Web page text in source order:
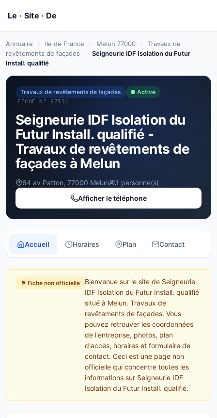
Annuaire › Ile de France › Melun 77000 ›
Travaux de
revêtements de façades
›
Seigneurie IDF Isolation du Futur
Install. qualifié
Travaux de revêtements de façades ● Active
FICHE Nº 67514
Seigneurie IDF Isolation du
Futur Install. qualifié -
Travaux de revêtements de
façades à Melun
64 av Patton, 77000 Melun
1 personne(s)
Afficher le téléphone
Accueil Horaires Plan Contact
⚑ Fiche non officielle
Bienvenue sur le site de Seigneurie
IDF Isolation du Futur Install. qualifié
situé à Melun. Travaux de
revêtements de façades. Vous
pouvez retrouver les coordonnées
de l'entreprise, photos, plan
d'accès, horaires et formulaire de
contact. Ceci est une page non
officielle qui concentre toutes les
informations sur Seigneurie IDF
Isolation du Futur Install. qualifié.